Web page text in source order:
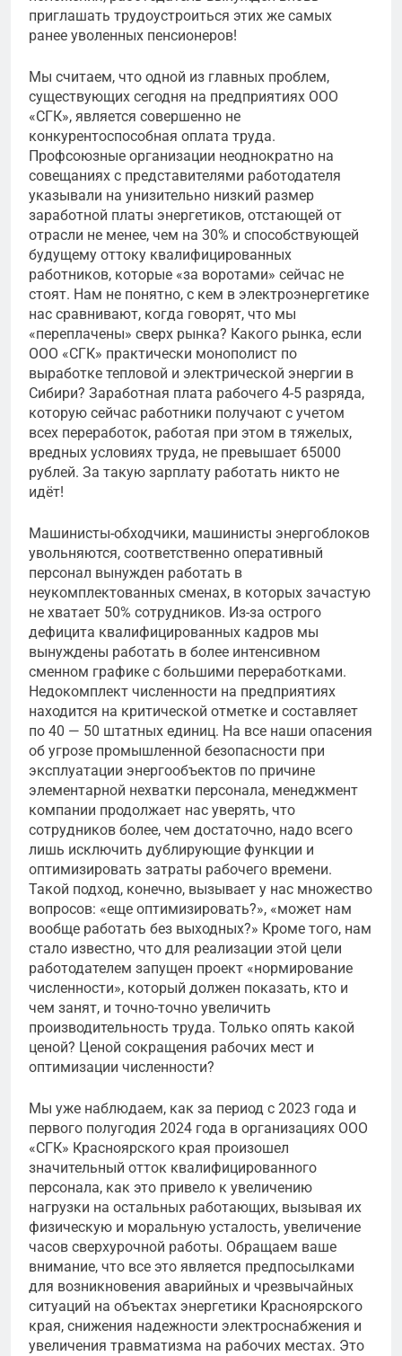
приглашать трудоустроиться этих же самых
ранее уволенных пенсионеров!
Мы считаем, что одной из главных проблем,
существующих сегодня на предприятиях ООО
«СГК», является совершенно не
конкурентоспособная оплата труда.
Профсоюзные организации неоднократно на
совещаниях с представителями работодателя
указывали на унизительно низкий размер
заработной платы энергетиков, отстающей от
отрасли не менее, чем на 30% и способствующей
будущему оттоку квалифицированных
работников, которые «за воротами» сейчас не
стоят. Нам не понятно, с кем в электроэнергетике
нас сравнивают, когда говорят, что мы
«переплачены» сверх рынка? Какого рынка, если
ООО «СГК» практически монополист по
выработке тепловой и электрической энергии в
Сибири? Заработная плата рабочего 4-5 разряда,
которую сейчас работники получают с учетом
всех переработок, работая при этом в тяжелых,
вредных условиях труда, не превышает 65000
рублей. За такую зарплату работать никто не
идёт!
Машинисты-обходчики, машинисты энергоблоков
увольняются, соответственно оперативный
персонал вынужден работать в
неукомплектованных сменах, в которых зачастую
не хватает 50% сотрудников. Из-за острого
дефицита квалифицированных кадров мы
вынуждены работать в более интенсивном
сменном графике с большими переработками.
Недокомплект численности на предприятиях
находится на критической отметке и составляет
по 40 — 50 штатных единиц. На все наши опасения
об угрозе промышленной безопасности при
эксплуатации энергообъектов по причине
элементарной нехватки персонала, менеджмент
компании продолжает нас уверять, что
сотрудников более, чем достаточно, надо всего
лишь исключить дублирующие функции и
оптимизировать затраты рабочего времени.
Такой подход, конечно, вызывает у нас множество
вопросов: «еще оптимизировать?», «может нам
вообще работать без выходных?» Кроме того, нам
стало известно, что для реализации этой цели
работодателем запущен проект «нормирование
численности», который должен показать, кто и
чем занят, и точно-точно увеличить
производительность труда. Только опять какой
ценой? Ценой сокращения рабочих мест и
оптимизации численности?
Мы уже наблюдаем, как за период с 2023 года и
первого полугодия 2024 года в организациях ООО
«СГК» Красноярского края произошел
значительный отток квалифицированного
персонала, как это привело к увеличению
нагрузки на остальных работающих, вызывая их
физическую и моральную усталость, увеличение
часов сверхурочной работы. Обращаем ваше
внимание, что все это является предпосылками
для возникновения аварийных и чрезвычайных
ситуаций на объектах энергетики Красноярского
края, снижения надежности электроснабжения и
увеличения травматизма на рабочих местах. Это